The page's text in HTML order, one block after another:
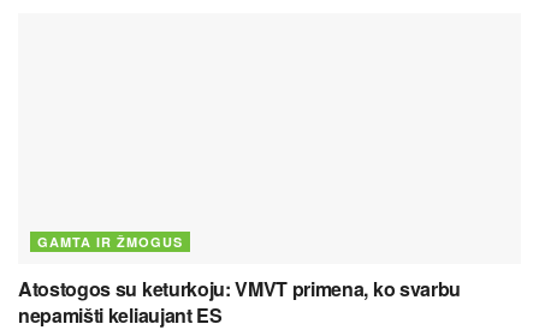
GAMTA IR ŽMOGUS
Atostogos su keturkoju: VMVT primena, ko svarbu
nepamišti keliaujant ES